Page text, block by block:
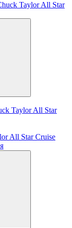
Taylor All Star